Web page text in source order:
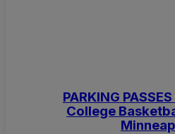
PARKING
College